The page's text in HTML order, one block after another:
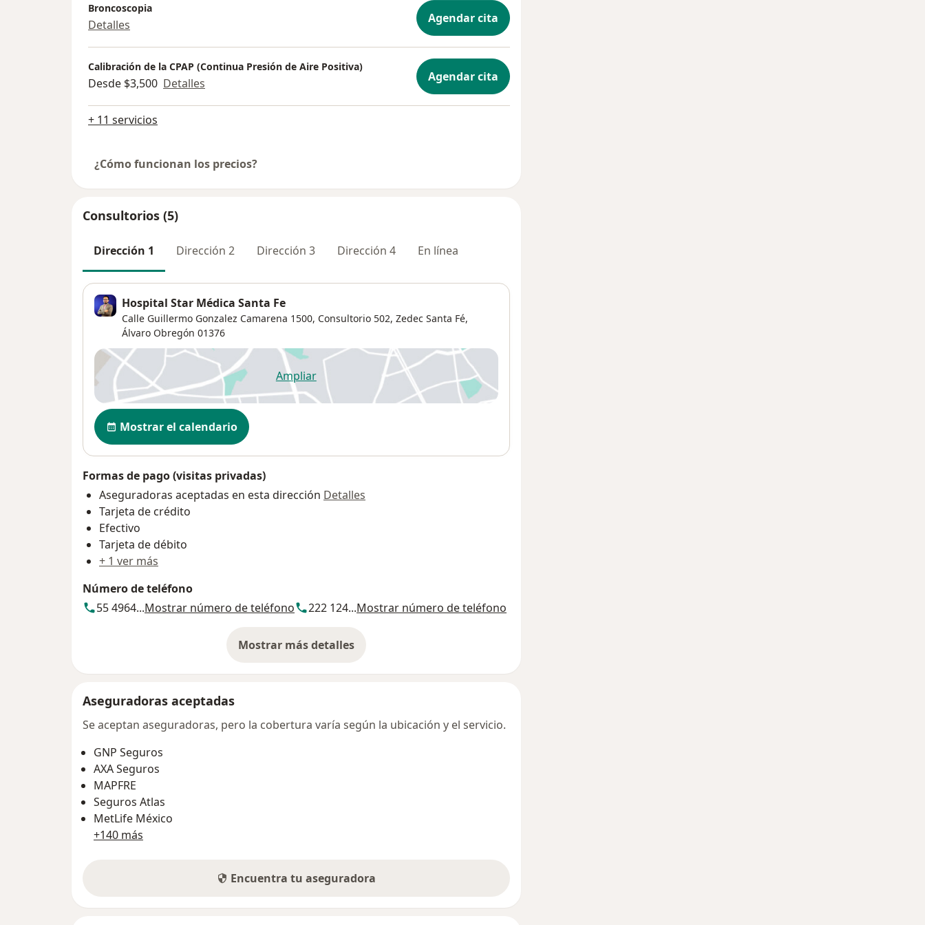
Broncoscopia
Detalles Agendar cita
Calibración de la CPAP (Continua Presión de Aire Positiva)
Desde $3,500 Detalles Agendar cita
+ 11 servicios
¿Cómo funcionan los precios?
Consultorios (5)
Dirección 1 Dirección 2 Dirección 3 Dirección 4 En línea
Hospital Star Médica Santa Fe
Calle Guillermo Gonzalez Camarena 1500, Consultorio 502, Zedec Santa Fé,
Álvaro Obregón 01376
Ampliarse abre en una nueva pestaña
Disponibilidad
Mostrar el calendario
Formas de pago (visitas privadas)
Aseguradoras aceptadas en esta dirección Detalles
Tarjeta de crédito
Efectivo
Tarjeta de débito
+ 1 ver más
Número de teléfono
55 4964...Mostrar número de teléfono 222 124...Mostrar número de teléfono
Mostrar más detalles
sobre la dirección
Aseguradoras aceptadas
Se aceptan aseguradoras, pero la cobertura varía según la ubicación y el servicio.
GNP Seguros
AXA Seguros
MAPFRE
Seguros Atlas
MetLife México
+140 más
Encuentra tu aseguradora